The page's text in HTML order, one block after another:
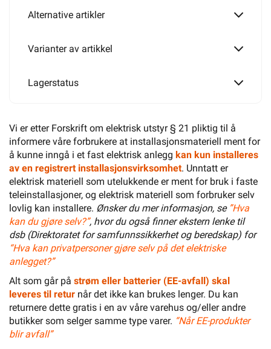
Alternative artikler
Varianter av artikkel
Lagerstatus
Vi er etter Forskrift om elektrisk utstyr § 21 pliktig til å
informere våre forbrukere at installasjonsmateriell ment for
å kunne inngå i et fast elektrisk anlegg kan kun installeres
av en registrert installasjonsvirksomhet. Unntatt er
elektrisk materiell som utelukkende er ment for bruk i faste
teleinstallasjoner, og elektrisk materiell som forbruker selv
lovlig kan installere. Ønsker du mer informasjon, se ”Hva
kan du gjøre selv?”, hvor du også finner ekstern lenke til
dsb (Direktoratet for samfunnssikkerhet og beredskap) for
“Hva kan privatpersoner gjøre selv på det elektriske
anlegget?”
Alt som går på strøm eller batterier (EE-avfall) skal
leveres til retur når det ikke kan brukes lenger. Du kan
returnere dette gratis i en av våre varehus og/eller andre
butikker som selger samme type varer. “Når EE-produkter
blir avfall”